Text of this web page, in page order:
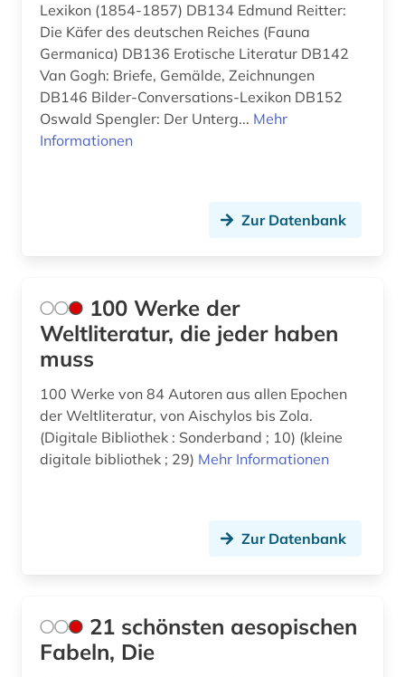
e-learning (1)
ebook (1)
elektronische zeitschrift (4)
elektronisches buch (27)
epigraphik (7)
erasmus von rotterdam (1)
erzählung (1)
ethik (2)
Lexikon (1854-1857) DB134 Edmund Reitter:
Die Käfer des deutschen Reiches (Fauna
Germanica) DB136 Erotische Literatur DB142
Van Gogh: Briefe, Gemälde, Zeichnungen
DB146 Bilder-Conversations-Lexikon DB152
Oswald Spengler: Der Unterg... Mehr
Informationen
Zur Datenbank
100 Werke der
Weltliteratur, die jeder haben
muss
100 Werke von 84 Autoren aus allen Epochen
der Weltliteratur, von Aischylos bis Zola.
(Digitale Bibliothek : Sonderband ; 10) (kleine
digitale bibliothek ; 29) Mehr Informationen
Zur Datenbank
21 schönsten aesopischen
Fabeln, Die